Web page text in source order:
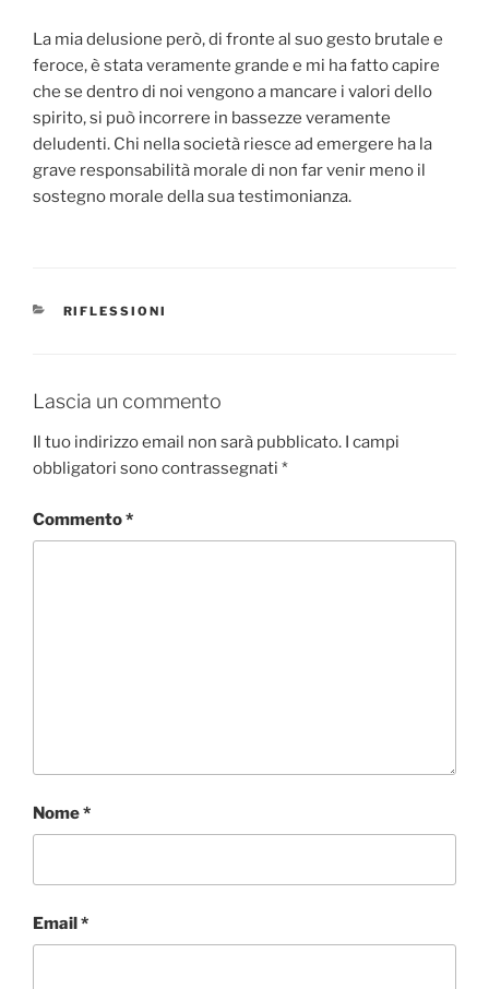
La mia delusione però, di fronte al suo gesto brutale e
feroce, è stata veramente grande e mi ha fatto capire
che se dentro di noi vengono a mancare i valori dello
spirito, si può incorrere in bassezze veramente
deludenti. Chi nella società riesce ad emergere ha la
grave responsabilità morale di non far venir meno il
sostegno morale della sua testimonianza.
CATEGORIE
RIFLESSIONI
Lascia un commento
Il tuo indirizzo email non sarà pubblicato. I campi
obbligatori sono contrassegnati *
Commento*
Nome*
Email*